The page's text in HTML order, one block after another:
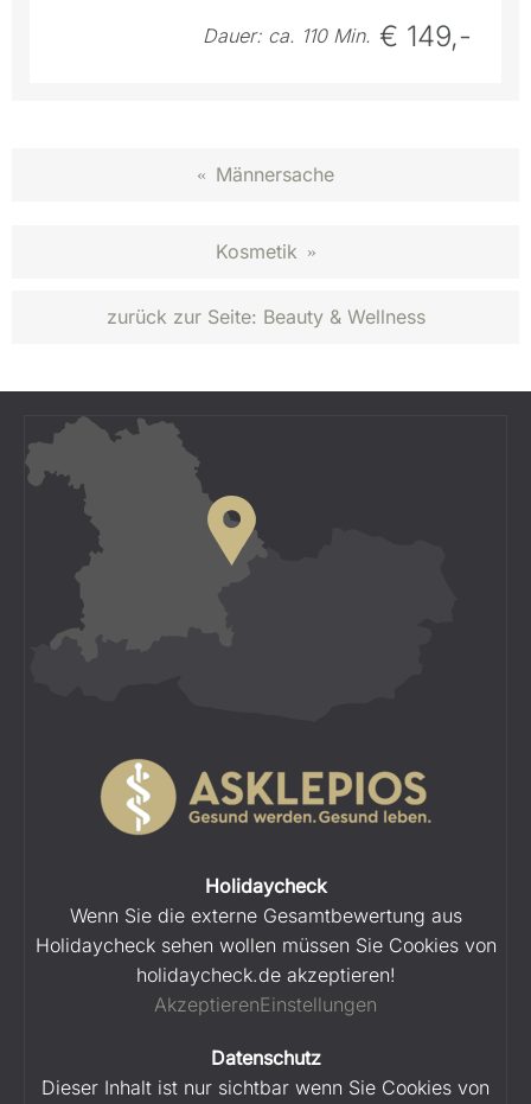
Dauer: ca. 110 Min. € 149,-
« Männersache
Kosmetik »
zurück zur Seite: Beauty & Wellness
Holidaycheck
Wenn Sie die externe Gesamtbewertung aus
Holidaycheck sehen wollen müssen Sie Cookies von
holidaycheck.de akzeptieren!
AkzeptierenEinstellungen
Datenschutz
Dieser Inhalt ist nur sichtbar wenn Sie Cookies von